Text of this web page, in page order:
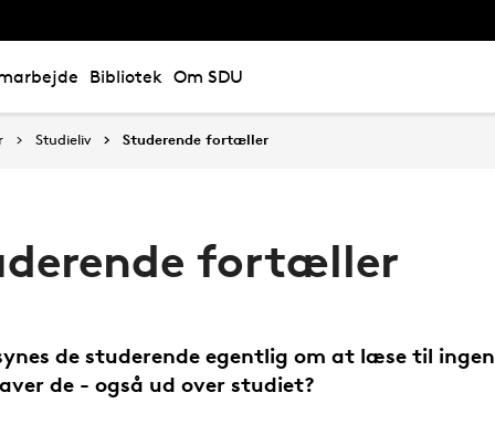
Bibliotek Om SDU
Studieliv Studerende fortæller
fortæller
de studerende egentlig om at læse til
de - også ud over studiet?